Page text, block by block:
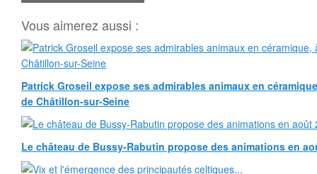
Vous aimerez aussi :
Patrick Groseil expose ses admirables animaux en
de Châtillon-sur-Seine
Le château de Bussy-Rabutin propose des animations en